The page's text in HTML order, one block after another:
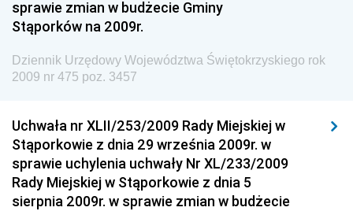
Dziennik Urzędowy Ministra Rodziny i Polityki
Społecznej
Dziennik Urzędowy Komendy Głównej Straży
Granicznej
Drogowego
Dziennik Urzędowy Narodowego Banku Polskiego
Dziennik Urzędowy Komendy Głównej Policji
Dziennik Urzędowy Ministra Pracy i Polityki
sprawie zmian w budżecie Gminy
Stąporków na 2009r.
Dziennik Urzędowy Województwa Świętokrzyskiego rok
2009 nr 475 poz. 3457
Uchwała nr XLII/253/2009 Rady Miejskiej w
Stąporkowie z dnia 29 września 2009r. w
sprawie uchylenia uchwały Nr XL/233/2009
Rady Miejskiej w Stąporkowie z dnia 5
sierpnia 2009r. w sprawie zmian w budżecie